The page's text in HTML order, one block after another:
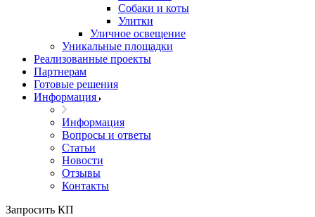
Собаки и коты
Улитки
Уличное освещение
Уникальные площадки
Реализованные проекты
Партнерам
Готовые решения
Информация
Информация
Вопросы и ответы
Статьи
Новости
Отзывы
Контакты
Запросить КП